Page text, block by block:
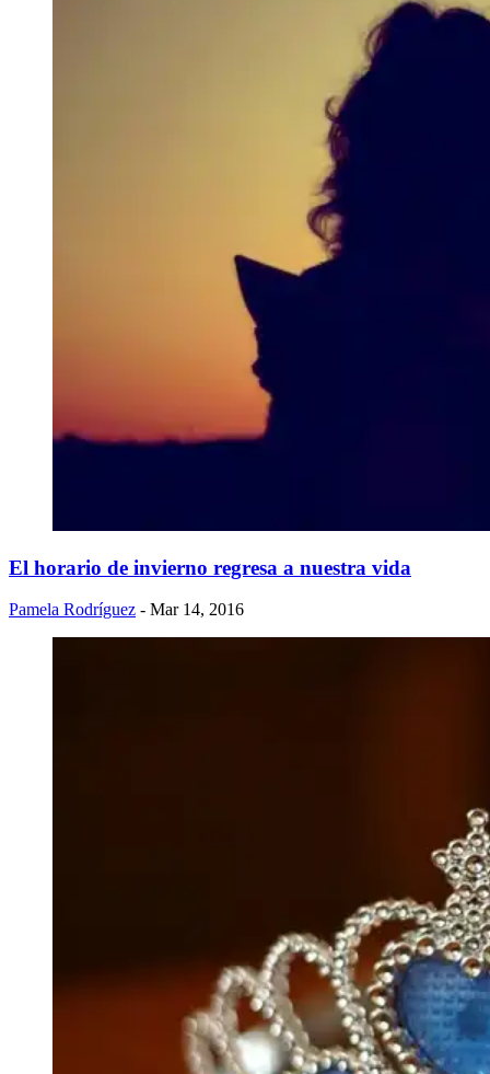
El horario de invierno regresa a nuestra vida
Pamela Rodríguez - Mar 14, 2016